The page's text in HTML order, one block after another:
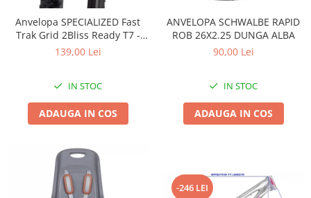
Camere
Cuvete (headset)
Frâne pe jantă
Plăcuțe frână
Piese frâne
Frâne pe disc
Pompe
Produse întreținere
Scule și dispozitive
Sisteme antifurt
Sonerii
Suporți și portbagaje auto
Încălțăminte
Anvelopa SPECIALIZED Fast
Trak Grid 2Bliss Ready T7 -
29x2.35 Black - Tubeless
139,00 Lei
IN STOC
ADAUGA IN COS
ANVELOPA SCHWALBE RAPID
ROB 26X2.25 DUNGA ALBA
90,00 Lei
IN STOC
ADAUGA IN COS
-246 LEI